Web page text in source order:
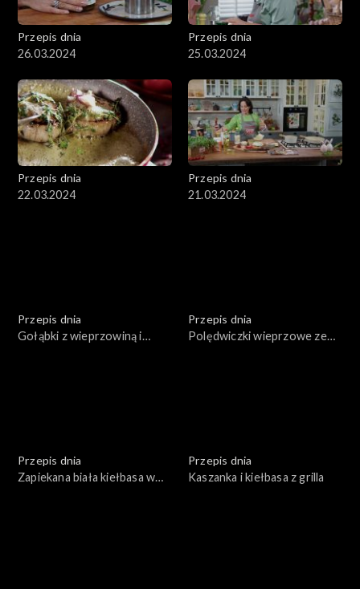
Przepis dnia
26.03.2024
Przepis dnia
25.03.2024
Przepis dnia
22.03.2024
Przepis dnia
21.03.2024
Przepis dnia
Gołąbki z wieprzowiną i
Przepis dnia
Polędwiczki wieprzowe ze
Przepis dnia
Zapiekana biała kiełbasa w
Przepis dnia
Kaszanka i kiełbasa z grilla